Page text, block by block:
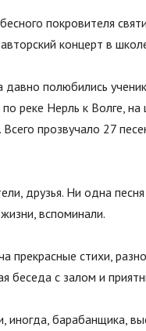
покровителя
концерт в
полюбились
реке Нерль к Волге,
прозвучало 27
друзья. Ни одна
вспоминали.
прекрасные стихи,
беседа с залом и
иногда, барабанщика,